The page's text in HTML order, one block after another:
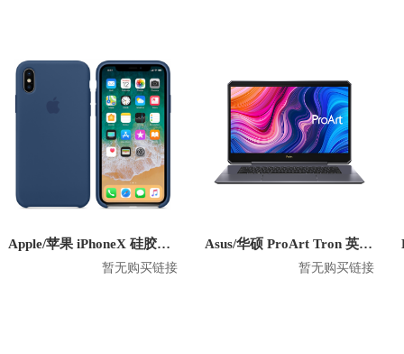
Apple/苹果 iPhoneX 硅胶防摔手机壳
暂无购买链接
Asus/华硕 ProArt Tron 英特尔版 2020款 15.6英寸笔记本
暂无购买链接